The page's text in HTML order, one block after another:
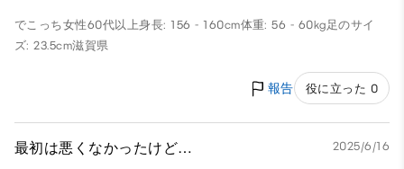
でこっち女性60代以上身長: 156 - 160cm体重: 56 - 60kg足のサイ
ズ: 23.5cm滋賀県
報告 役に立った 0
最初は悪くなかったけど… 2025/6/16